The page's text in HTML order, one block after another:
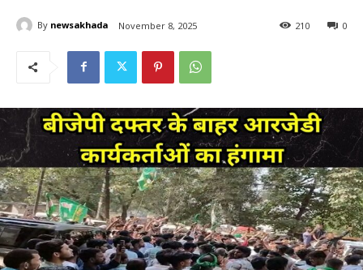
By newsakhada November 8, 2025 0
210